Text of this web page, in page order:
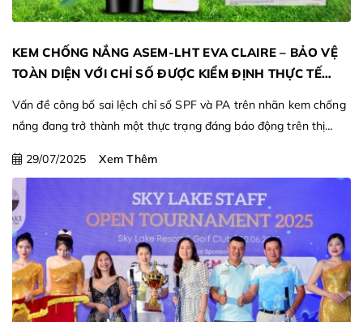
KEM CHỐNG NẮNG ASEM-LHT EVA CLAIRE – BẢO VỆ
TOÀN DIỆN VỚI CHỈ SỐ ĐƯỢC KIỂM ĐỊNH THỰC TẾ
Vấn đề công bố sai lệch chỉ số SPF và PA trên nhãn kem chống
nắng đang trở thành một thực trạng đáng báo động trên thị
29/07/2025
Xem Thêm